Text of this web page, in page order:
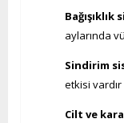
aylarında
Sindirim
etkisi vardır
Cilt ve